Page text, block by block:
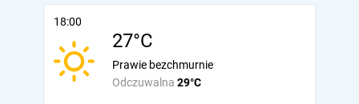
18:00
27°C
Odczuwalna 29°C
Prawie bezchmurnie